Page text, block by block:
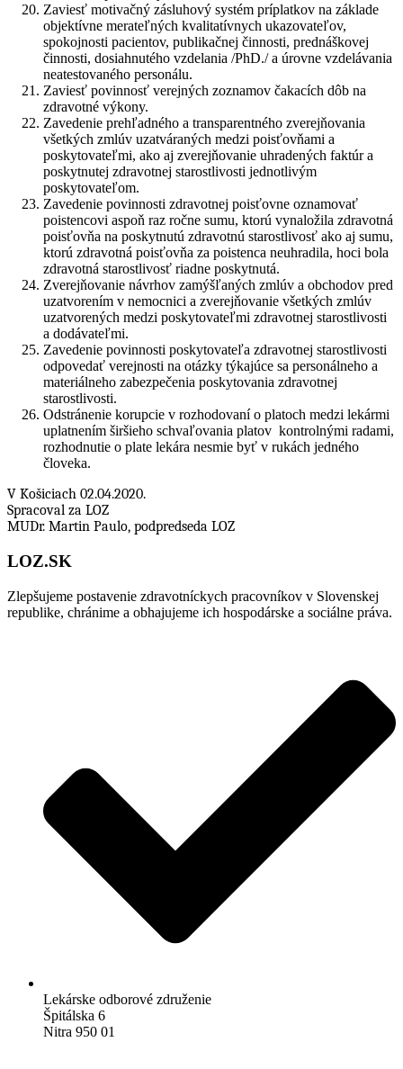
Zaviesť motivačný zásluhový systém príplatkov na základe
objektívne merateľných kvalitatívnych ukazovateľov,
spokojnosti pacientov, publikačnej činnosti, prednáškovej
činnosti, dosiahnutého vzdelania /PhD./ a úrovne vzdelávania
neatestovaného personálu.
Zaviesť povinnosť verejných zoznamov čakacích dôb na
zdravotné výkony.
Zavedenie prehľadného a transparentného zverejňovania
všetkých zmlúv uzatváraných medzi poisťovňami a
poskytovateľmi, ako aj zverejňovanie uhradených faktúr a
poskytnutej zdravotnej starostlivosti jednotlivým
poskytovateľom.
Zavedenie povinnosti zdravotnej poisťovne oznamovať
poistencovi aspoň raz ročne sumu, ktorú vynaložila zdravotná
poisťovňa na poskytnutú zdravotnú starostlivosť ako aj sumu,
ktorú zdravotná poisťovňa za poistenca neuhradila, hoci bola
zdravotná starostlivosť riadne poskytnutá.
Zverejňovanie návrhov zamýšľaných zmlúv a obchodov pred
uzatvorením v nemocnici a zverejňovanie všetkých zmlúv
uzatvorených medzi poskytovateľmi zdravotnej starostlivosti
a dodávateľmi.
Zavedenie povinnosti poskytovateľa zdravotnej starostlivosti
odpovedať verejnosti na otázky týkajúce sa personálneho a
materiálneho zabezpečenia poskytovania zdravotnej
starostlivosti.
Odstránenie korupcie v rozhodovaní o platoch medzi lekármi
uplatnením širšieho schvaľovania platov kontrolnými radami,
rozhodnutie o plate lekára nesmie byť v rukách jedného
človeka.
V Košiciach 02.04.2020.
Spracoval za LOZ
MUDr. Martin Paulo, podpredseda LOZ
LOZ.SK
Zlepšujeme postavenie zdravotníckych pracovníkov v Slovenskej
republike, chránime a obhajujeme ich hospodárske a sociálne práva.
Lekárske odborové združenie
Špitálska 6
Nitra 950 01